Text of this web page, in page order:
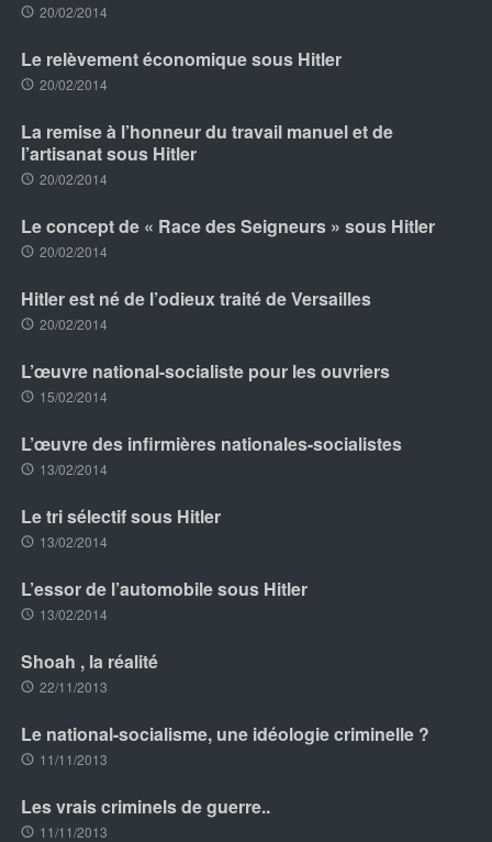
20/02/2014
Le relèvement économique sous Hitler
20/02/2014
La remise à l’honneur du travail manuel et de
l’artisanat sous Hitler
20/02/2014
Le concept de « Race des Seigneurs » sous Hitler
20/02/2014
Hitler est né de l’odieux traité de Versailles
20/02/2014
L’œuvre national-socialiste pour les ouvriers
15/02/2014
L’œuvre des infirmières nationales-socialistes
13/02/2014
Le tri sélectif sous Hitler
13/02/2014
L’essor de l’automobile sous Hitler
13/02/2014
Shoah , la réalité
22/11/2013
Le national-socialisme, une idéologie criminelle ?
11/11/2013
Les vrais criminels de guerre..
11/11/2013